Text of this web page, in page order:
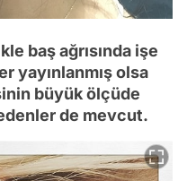
baş ağrısında işe
yayınlanmış olsa
büyük ölçüde
de mevcut.